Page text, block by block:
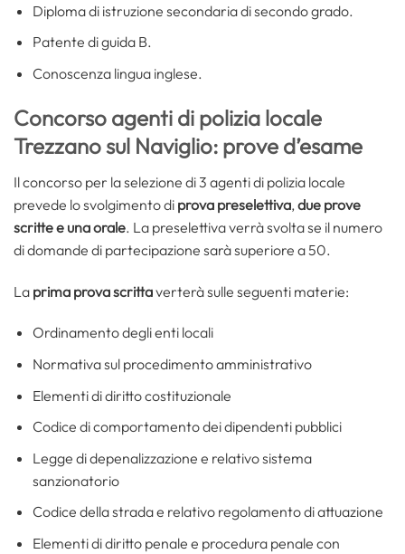
Diploma di istruzione secondaria di secondo grado.
Patente di guida B.
Conoscenza lingua inglese.
Concorso agenti di polizia locale
Trezzano sul Naviglio: prove d’esame
Il concorso per la selezione di 3 agenti di polizia locale
prevede lo svolgimento di prova preselettiva, due prove
scritte e una orale. La preselettiva verrà svolta se il numero
di domande di partecipazione sarà superiore a 50.
La prima prova scrittaverterà sulle seguenti materie:
Ordinamento degli enti locali
Normativa sul procedimento amministrativo
Elementi di diritto costituzionale
Codice di comportamento dei dipendenti pubblici
Legge di depenalizzazione e relativo sistema
sanzionatorio
Codice della strada e relativo regolamento di attuazione
Elementi di diritto penale e procedura penale con